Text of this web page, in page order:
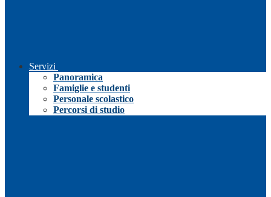
Servizi
Panoramica
Famiglie e studenti
Personale scolastico
Percorsi di studio